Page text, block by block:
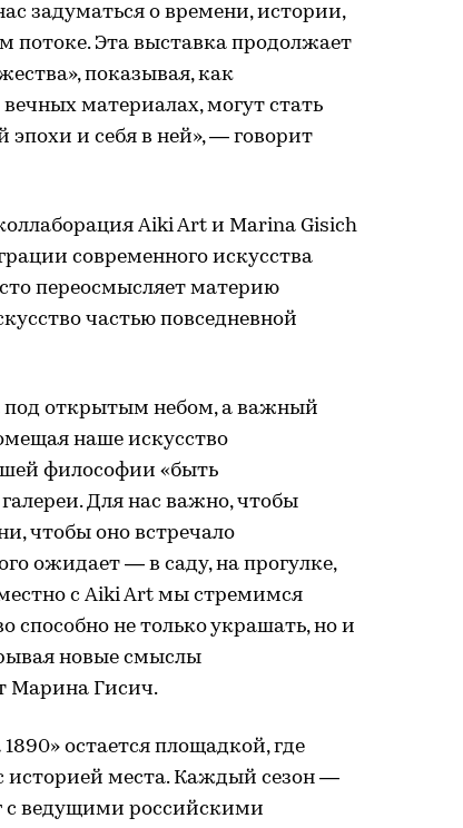
задуматься о времени, истории,
потоке. Эта выставка продолжает
показывая, как
материалах, могут стать
и себя в ней», — говорит
Aiki Art и Marina Gisich
современного искусства
переосмысляет материю
частью повседневной
под открытым небом, а важный
наше искусство
философии «быть
Для нас важно, чтобы
чтобы оно встречало
ожидает — в саду, на прогулке,
с Aiki Art мы стремимся
способно не только украшать, но и
новые смыслы
Марина Гисич.
остается площадкой, где
историей места. Каждый сезон —
с ведущими российскими